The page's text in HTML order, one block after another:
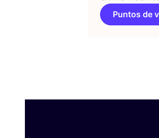
Puntos de